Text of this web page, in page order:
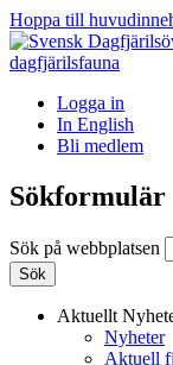
Hoppa till
Logga in
In English
Bli medlem
Sökformulär
Sök på webbplatsen
Aktuellt
Nyheter
Aktuell